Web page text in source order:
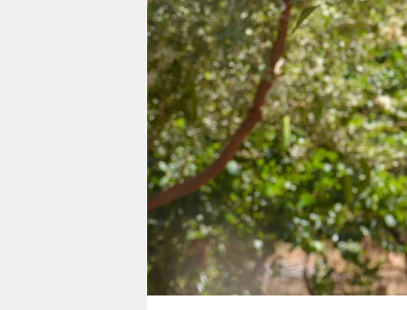
verlag
verlag
veranstaltungen
shop
fragen & hilfe
unterstützen
abo
genossenschaft